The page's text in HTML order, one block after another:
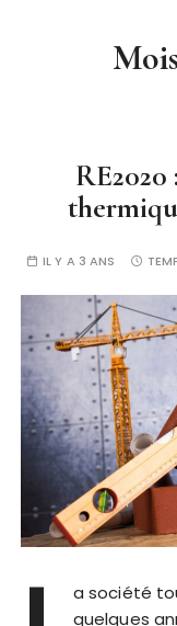
IL Y A 3 ANS
a société
quelques